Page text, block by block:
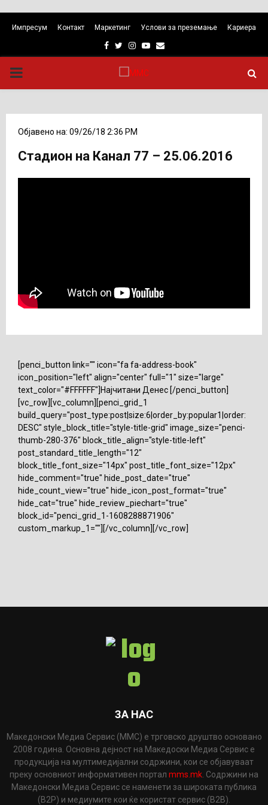
Импресум Контакт Маркетинг Услови за преземање Кариера
Facebook
TwitterInstagram
Youtube
Email
PRIMARY
Објавено на: 09/26/18 2:36 PM
Стадион на Канал 77 – 25.06.2016
[penci_button link="" icon="fa fa-address-book"
icon_position="left" align="center" full="1" size="large"
text_color="#FFFFFF"]Најчитани Денес [/penci_button]
[vc_row][vc_column][penci_grid_1
build_query="post_type:post|size:6|order_by:popular1|order:
DESC" style_block_title="style-title-grid" image_size="penci-
thumb-280-376" block_title_align="style-title-left"
post_standard_title_length="12"
block_title_font_size="14px" post_title_font_size="12px"
hide_comment="true" hide_post_date="true"
hide_count_view="true" hide_icon_post_format="true"
hide_cat="true" hide_review_piechart="true"
block_id="penci_grid_1-1608288871906"
custom_markup_1=""][/vc_column][/vc_row]
ЗА НАС
Македонски Медиа Сервис (ММС) е трговско друштво основано
2008 година. Основна дејност на Македоски Медиа Сервис е
продукција на мултимедијални содржини, кои се објавуваат
преку основниот информативен портал mms.mk . Содржини на
Македонски Медиа Сервис се наменети за широката публика
(B2P) и медиумите кои ќе користат сервис (B2B).